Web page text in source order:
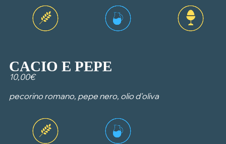
CACIO E PEPE
10,00€
pecorino romano, pepe nero, olio d'oliva